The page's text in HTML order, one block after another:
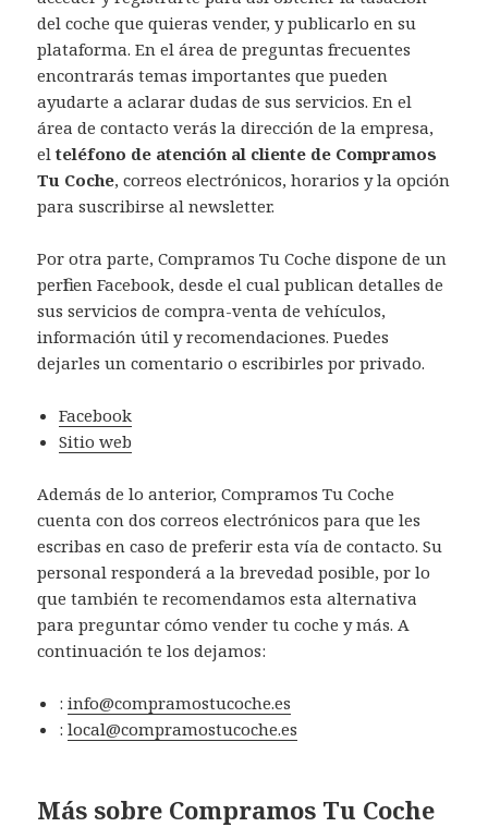
del coche que quieras vender, y publicarlo en su
plataforma. En el área de preguntas frecuentes
encontrarás temas importantes que pueden
ayudarte a aclarar dudas de sus servicios. En el
área de contacto verás la dirección de la empresa,
elteléfono de atención al cliente de Compramos
Tu Coche, correos electrónicos, horarios y la opción
para suscribirse al newsletter.
Por otra parte, Compramos Tu Coche dispone de un
perfil en Facebook, desde el cual publican detalles de
sus servicios de compra-venta de vehículos,
información útil y recomendaciones. Puedes
dejarles un comentario o escribirles por privado.
Facebook
Sitio web
Además de lo anterior, Compramos Tu Coche
cuenta con dos correos electrónicos para que les
escribas en caso de preferir esta vía de contacto. Su
personal responderá a la brevedad posible, por lo
que también te recomendamos esta alternativa
para preguntar cómo vender tu coche y más. A
continuación te los dejamos:
:info@compramostucoche.es
:local@compramostucoche.es
Más sobre Compramos Tu Coche